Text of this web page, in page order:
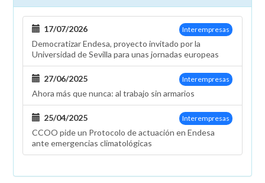
Interempresas
17/07/2026
Democratizar Endesa, proyecto invitado por la
Universidad de Sevilla para unas jornadas europeas
Interempresas
27/06/2025
Ahora más que nunca: al trabajo sin armarios
Interempresas
25/04/2025
CCOO pide un Protocolo de actuación en Endesa
ante emergencias climatológicas